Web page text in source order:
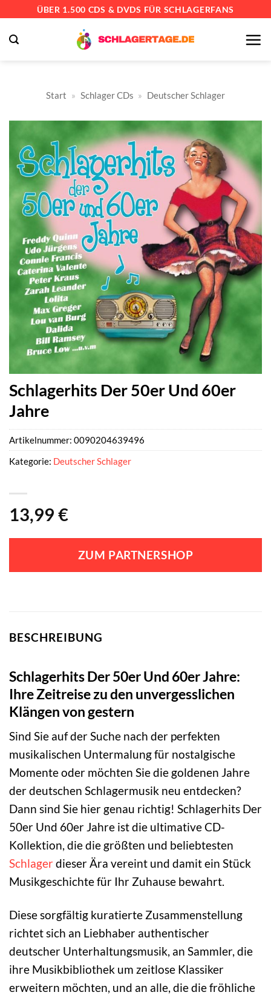
springen
ÜBER 1.500 CDS & DVDS FÜR SCHLAGERFANS
Start » Schlager CDs » Deutscher Schlager
Schlagerhits Der 50er Und 60er
Jahre
13,99 €
ZUM PARTNERSHOP
Artikelnummer: 0090204639496
Kategorie: Deutscher Schlager
BESCHREIBUNG
Schlagerhits Der 50er Und 60er Jahre:
Ihre Zeitreise zu den unvergesslichen
Klängen von gestern
Sind Sie auf der Suche nach der perfekten
musikalischen Untermalung für nostalgische
Momente oder möchten Sie die goldenen Jahre
der deutschen Schlagermusik neu entdecken?
Dann sind Sie hier genau richtig! Schlagerhits Der
50er Und 60er Jahre ist die ultimative CD-
Kollektion, die die größten und beliebtesten
Schlagerdieser Ära vereint und damit ein Stück
Musikgeschichte für Ihr Zuhause bewahrt.
Diese sorgfältig kuratierte Zusammenstellung
richtet sich an Liebhaber authentischer
deutscher Unterhaltungsmusik, an Sammler, die
ihre Musikbibliothek um zeitlose Klassiker
erweitern möchten, und an alle, die die fröhliche